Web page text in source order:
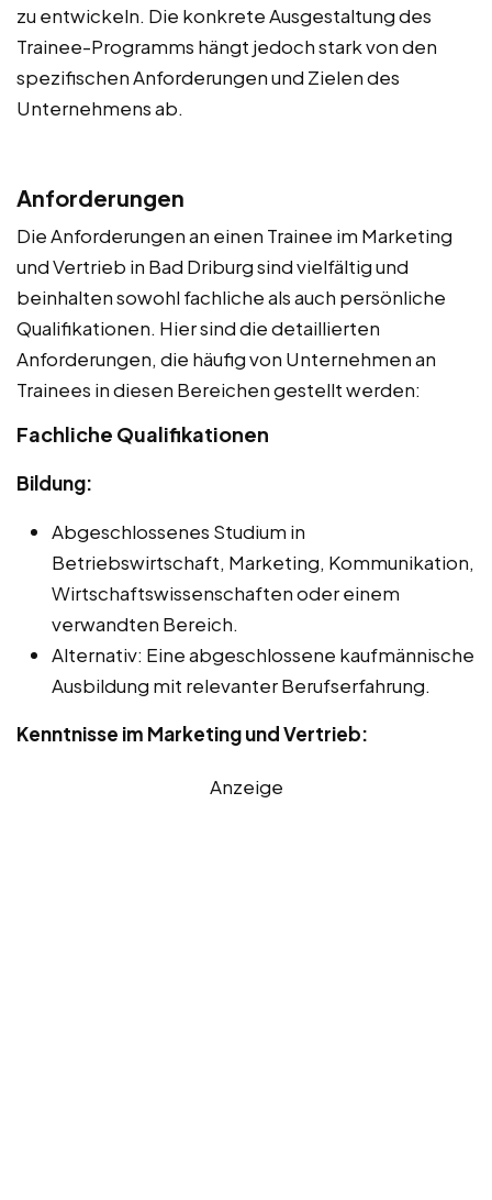
zu entwickeln. Die konkrete Ausgestaltung des
Trainee-Programms hängt jedoch stark von den
spezifischen Anforderungen und Zielen des
Unternehmens ab.
Anforderungen
Die Anforderungen an einen Trainee im Marketing
und Vertrieb in Bad Driburg sind vielfältig und
beinhalten sowohl fachliche als auch persönliche
Qualifikationen. Hier sind die detaillierten
Anforderungen, die häufig von Unternehmen an
Trainees in diesen Bereichen gestellt werden:
Fachliche Qualifikationen
Bildung:
Abgeschlossenes Studium in
Betriebswirtschaft, Marketing, Kommunikation,
Wirtschaftswissenschaften oder einem
verwandten Bereich.
Alternativ: Eine abgeschlossene kaufmännische
Ausbildung mit relevanter Berufserfahrung.
Kenntnisse im Marketing und Vertrieb:
Anzeige